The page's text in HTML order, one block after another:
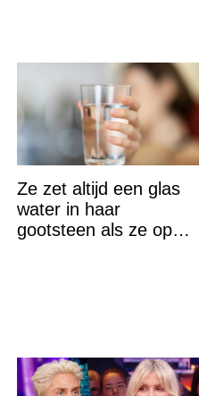
Ze zet altijd een glas
water in haar
gootsteen als ze op